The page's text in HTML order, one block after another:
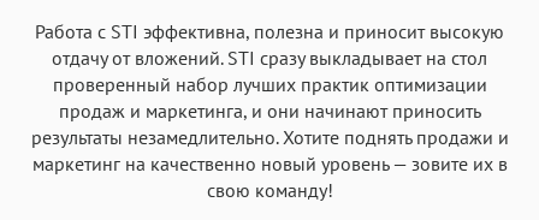
Работа с STI эффективна, полезна и приносит высокую
отдачу от вложений. STI сразу выкладывает на стол
проверенный набор лучших практик оптимизации
продаж и маркетинга, и они начинают приносить
результаты незамедлительно. Хотите поднять продажи и
маркетинг на качественно новый уровень — зовите их в
свою команду!